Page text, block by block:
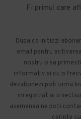
Fi primul care
Dupa ce initiezi
email pentru
nostru o sa
informativ si cu o
dezabonezi poti urma
inregistrat ai o
asemenea ne poti
cerinte